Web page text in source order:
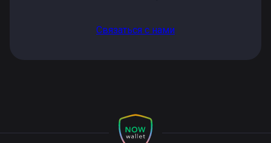
Связаться с нами